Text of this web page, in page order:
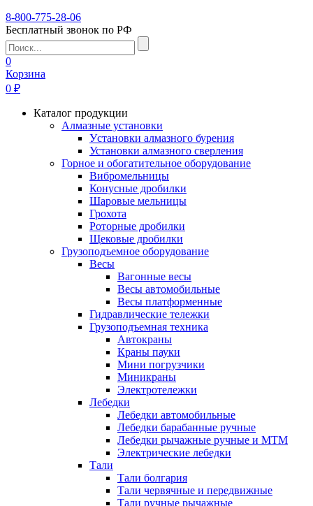
8-800-775-28-06
Бесплатный звонок по РФ
0
Корзина
0 ₽
Каталог продукции
Алмазные установки
Уcтановки алмазного бурения
Установки алмазного сверления
Горное и обогатительное оборудование
Вибромельницы
Конусные дробилки
Шаровые мельницы
Грохота
Роторные дробилки
Щековые дробилки
Грузоподъемное оборудование
Весы
Вагонные весы
Весы автомобильные
Весы платформенные
Гидравлические тележки
Грузоподъемная техника
Автокраны
Краны пауки
Мини погрузчики
Миникраны
Электротележки
Лебедки
Лебедки автомобильные
Лебедки барабанные ручные
Лебедки рычажные ручные и МТМ
Электрические лебедки
Тали
Тали болгария
Тали червячные и передвижные
Тали ручные рычажные